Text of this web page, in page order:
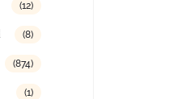
(12)
(8)
(874)
(1)